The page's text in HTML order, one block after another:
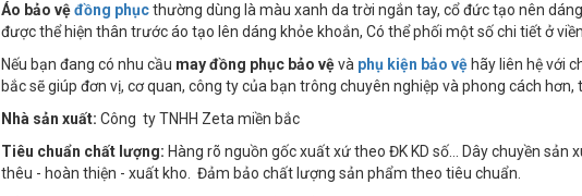
Áo bảo vệđồng phụcthường dùng là màu xanh da trời ngắn tay, cổ đức tạo nên
được thể hiện thân trước áo tạo lên dáng khỏe khoắn, Có thể phối một số chi tiết ở
Nếu bạn đang có nhu cầu may đồng phục bảo vệvà phụ kiện bảo vệ hãy liên hệ với
bắc sẽ giúp đơn vị, cơ quan, công ty của bạn trông chuyên nghiệp và phong cách hơn,
Nhà sản xuất: Công ty TNHH Zeta miền bắc
Tiêu chuẩn chất lượng: Hàng rõ nguồn gốc xuất xứ theo ĐK KD số… Dây chuyền
thêu - hoàn thiện - xuất kho. Đảm bảo chất lượng sản phẩm theo tiêu chuẩn.